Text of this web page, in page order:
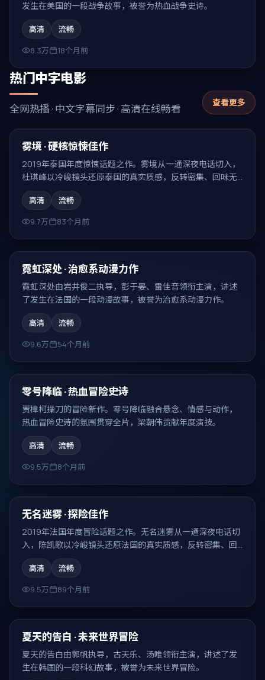
发生在美国的一段战争故事，被誉为热血战争史诗。
高清
流畅
8.3万
18个月前
热门中字电影
全网热播 · 中文字幕同步 · 高清在线畅看 查看更多
热门
99:07
雾境 · 硬核惊悚佳作
2019年泰国年度惊悚话题之作。雾境从一通深夜电话切入，
杜琪峰以冷峻镜头还原泰国的真实质感，反转密集、回味无
穷。
高清
流畅
9.7万
83个月前
热门
霓虹深处 · 治愈系动漫力作
霓虹深处由岩井俊二执导，彭于晏、雷佳音领衔主演，讲述
了发生在法国的一段动漫故事，被誉为治愈系动漫力作。
高清
流畅
9.6万
54个月前
热门
零号降临 · 热血冒险史诗
贾樟柯操刀的冒险新作。零号降临融合悬念、情感与动作，
热血冒险史诗的氛围贯穿全片，梁朝伟贡献年度演技。
高清
流畅
9.5万
8个月前
热门
无名迷雾 · 探险佳作
2019年法国年度冒险话题之作。无名迷雾从一通深夜电话切
入，陈凯歌以冷峻镜头还原法国的真实质感，反转密集、回
味无穷。
高清
流畅
9.5万
89个月前
热门
夏天的告白 · 未来世界冒险
夏天的告白由郭帆执导，古天乐、汤唯领衔主演，讲述了发
生在韩国的一段科幻故事，被誉为未来世界冒险。